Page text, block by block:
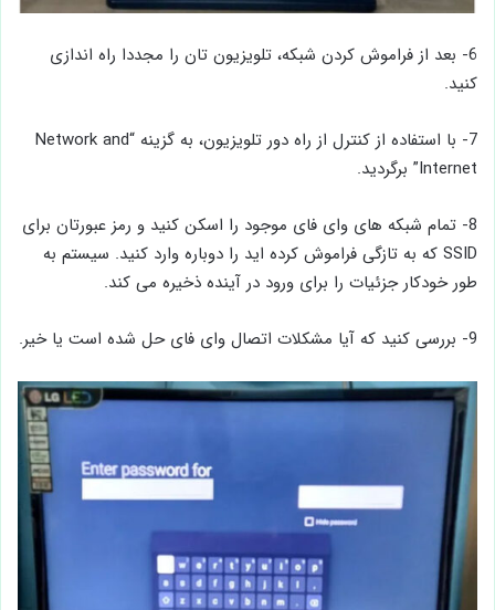
6- بعد از فراموش کردن شبکه، تلویزیون تان را مجددا راه‌ اندازی
کنید.
7- با استفاده از کنترل از راه دور تلویزیون، به گزینه “Network and
Internet” برگردید.
8- تمام شبکه‌ های وای‌ فای موجود را اسکن کنید و رمز عبورتان برای
SSID که به تازگی فراموش کرده ‌اید را دوباره وارد کنید. سیستم به
طور خودکار جزئیات را برای ورود در آینده ذخیره می‌ کند.
9- بررسی کنید که آیا مشکلات اتصال وای ‌فای حل شده است یا خیر.